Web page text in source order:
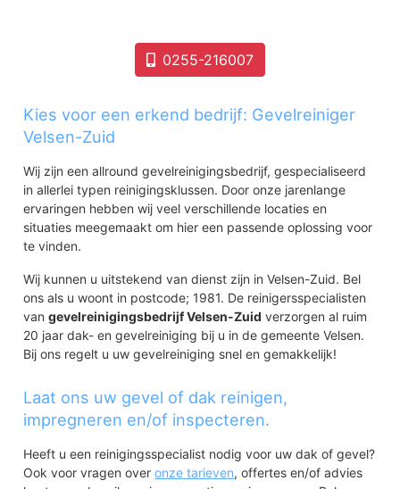
0255-216007
Kies voor een erkend bedrijf: Gevelreiniger
Velsen-Zuid
Wij zijn een allround gevelreinigingsbedrijf, gespecialiseerd
in allerlei typen reinigingsklussen. Door onze jarenlange
ervaringen hebben wij veel verschillende locaties en
situaties meegemaakt om hier een passende oplossing voor
te vinden.
Wij kunnen u uitstekend van dienst zijn in Velsen-Zuid. Bel
ons als u woont in postcode; 1981. De reinigersspecialisten
vangevelreinigingsbedrijf Velsen-Zuid verzorgen al ruim
20 jaar dak- en gevelreiniging bij u in de gemeente Velsen.
Bij ons regelt u uw gevelreiniging snel en gemakkelijk!
Laat ons uw gevel of dak reinigen,
impregneren en/of inspecteren.
Heeft u een reinigingsspecialist nodig voor uw dak of gevel?
Ook voor vragen overonze tarieven, offertes en/of advies